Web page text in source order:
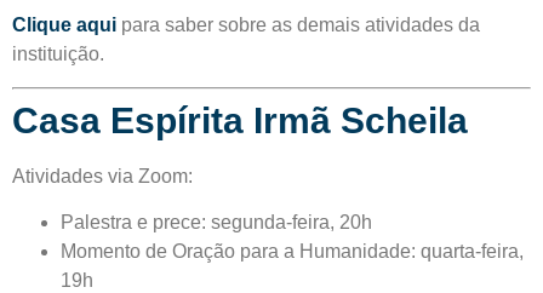
Clique aqui para saber sobre as demais atividades da
instituição.
Casa Espírita Irmã Scheila
Atividades via Zoom:
Palestra e prece: segunda-feira, 20h
Momento de Oração para a Humanidade: quarta-feira,
19h